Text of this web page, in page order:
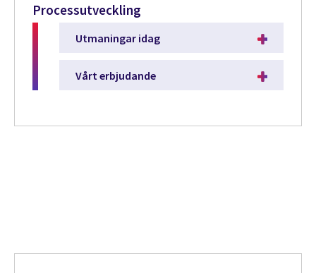
Processutveckling
Utmaningar idag
Vårt erbjudande